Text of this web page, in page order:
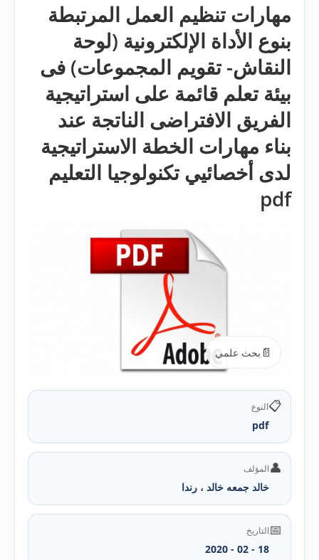
مهارات تنظيم العمل المرتبطة
بنوع الأداة الإلکترونية (لوحة
النقاش- تقويم المجموعات) فى
بيئة تعلم قائمة على استراتيجية
الفريق الافتراضى الناتجة عند
بناء مهارات الخطة الاستراتيجية
لدى أخصائيي تکنولوجيا التعليم
pdf
📄 بحث علمي
📋النوع
pdf
👤المؤلف
خالد جمعه خالد ، رندا
📅التاريخ
18 - 02 - 2020